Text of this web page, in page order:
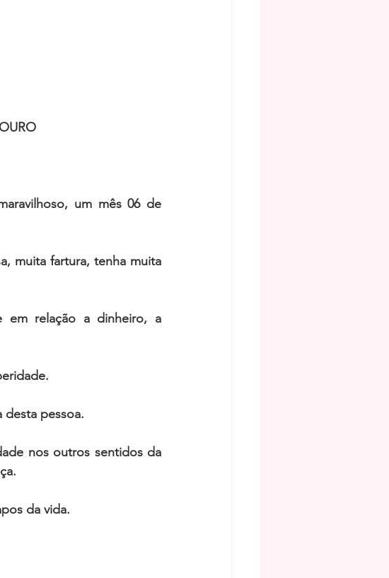
um mês 06 de
muita fartura, tenha muita
em relação a dinheiro, a
pessoa.
nos outros sentidos da
da vida.